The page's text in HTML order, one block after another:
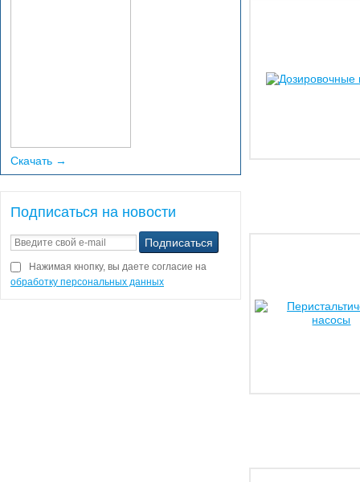
Скачать →
Подписаться на новости
Нажимая кнопку, вы даете согласие на
обработку персональных данных